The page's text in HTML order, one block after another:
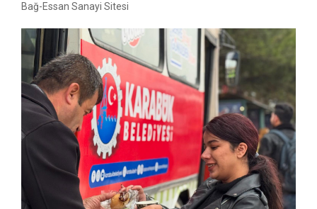
Bağ-Essan Sanayi Sitesi
Bağ-Essan Sanayi Sitesi